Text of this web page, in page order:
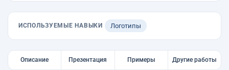
ИСПОЛЬЗУЕМЫЕ НАВЫКИ Логотипы
Описание Презентация Примеры Другие работы